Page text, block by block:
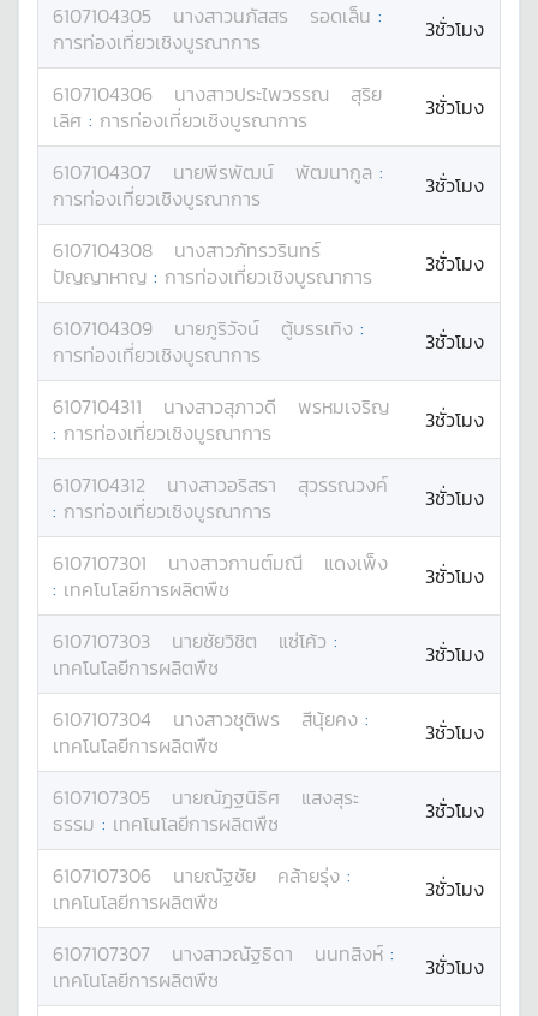
6107104305 นางสาวนภัสสร รอดเล็น :
การท่องเที่ยวเชิงบูรณาการ
3ชั่วโมง
6107104306 นางสาวประไพวรรณ
สุริย
เลิศ : การท่องเที่ยวเชิงบูรณาการ 3ชั่วโมง
6107104307 นายพีรพัฒน์ พัฒนากูล :
การท่องเที่ยวเชิงบูรณาการ
3ชั่วโมง
6107104308 นางสาวภัทรวรินทร์
ปัญญาหาญ : การท่องเที่ยวเชิงบูรณาการ 3ชั่วโมง
6107104309 นายภูริวัจน์ ตู้บรรเทิง :
การท่องเที่ยวเชิงบูรณาการ
3ชั่วโมง
6107104311 นางสาวสุภาวดี
พรหมเจริญ
: การท่องเที่ยวเชิงบูรณาการ 3ชั่วโมง
6107104312 นางสาวอริสรา
สุวรรณวงค์
: การท่องเที่ยวเชิงบูรณาการ 3ชั่วโมง
6107107301 นางสาวกานต์มณี
แดงเพ็ง
: เทคโนโลยีการผลิตพืช 3ชั่วโมง
6107107303 นายชัยวิชิต แซ่โค้ว :
เทคโนโลยีการผลิตพืช
3ชั่วโมง
6107107304 นางสาวชุติพร สีนุ้ยคง :
เทคโนโลยีการผลิตพืช
3ชั่วโมง
6107107305 นายณัฏฐนิธิศ
แสงสุระ
ธรรม : เทคโนโลยีการผลิตพืช 3ชั่วโมง
6107107306 นายณัฐชัย คล้ายรุ่ง :
เทคโนโลยีการผลิตพืช
3ชั่วโมง
6107107307 นางสาวณัฐธิดา นนทสิงห์ :
เทคโนโลยีการผลิตพืช
3ชั่วโมง